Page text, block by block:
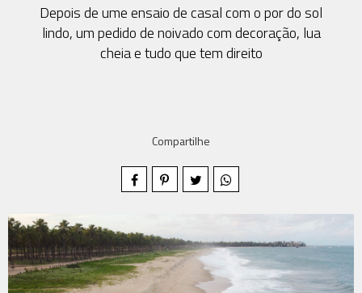
Depois de ume ensaio de casal com o por do sol
lindo, um pedido de noivado com decoração, lua
cheia e tudo que tem direito
Compartilhe